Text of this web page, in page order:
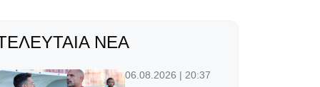
ΝΈΑ
06.08.2026 | 20:37